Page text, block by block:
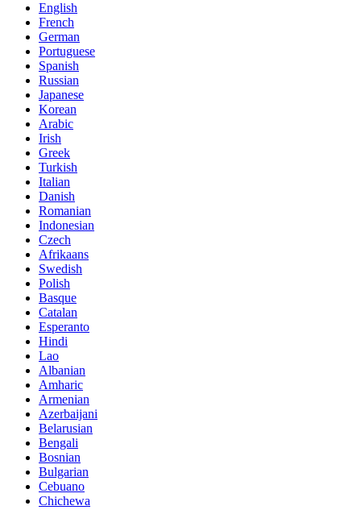
English
French
German
Portuguese
Spanish
Russian
Japanese
Korean
Arabic
Irish
Greek
Turkish
Italian
Danish
Romanian
Indonesian
Czech
Afrikaans
Swedish
Polish
Basque
Catalan
Esperanto
Hindi
Lao
Albanian
Amharic
Armenian
Azerbaijani
Belarusian
Bengali
Bosnian
Bulgarian
Cebuano
Chichewa